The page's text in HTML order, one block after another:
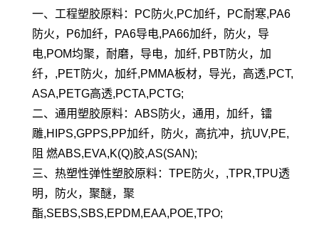
一、工程塑胶原料：PC防火,PC加纤，PC耐寒,PA6
防火，P6加纤，PA6导电,PA66加纤，防火，导
电,POM均聚，耐磨，导电，加纤, PBT防火，加
纤，,PET防火，加纤,PMMA板材，导光，高透,PCT,
ASA,PETG高透,PCTA,PCTG;
二、通用塑胶原料：ABS防火，通用，加纤，镭
雕,HIPS,GPPS,PP加纤，防火，高抗冲，抗UV,PE,
阻 燃ABS,EVA,K(Q)胶,AS(SAN);
三、热塑性弹性塑胶原料：TPE防火，,TPR,TPU透
明，防火，聚醚，聚
酯,SEBS,SBS,EPDM,EAA,POE,TPO;